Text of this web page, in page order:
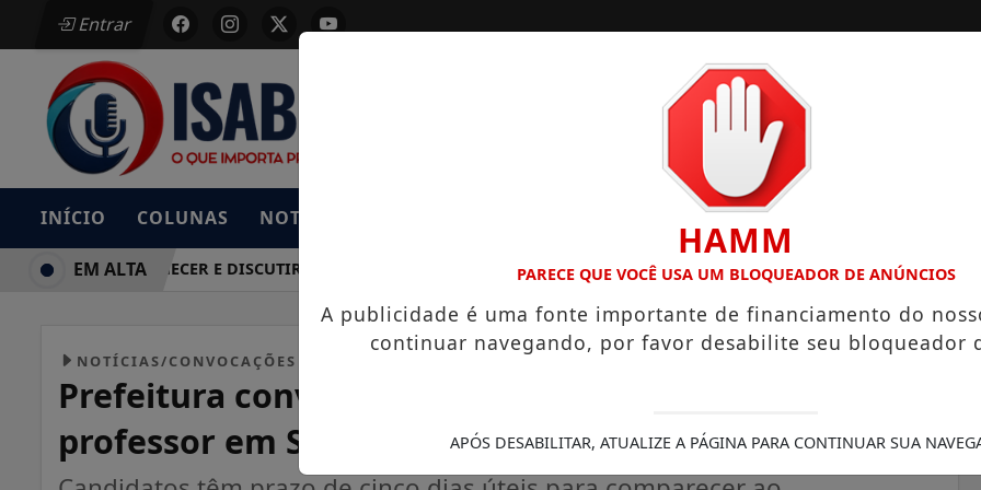
Entrar
INÍCIO COLUNAS NOTÍCIAS PUBLICIDADES LEGAIS
CONHECER E DISCUTIR MUDANÇAS PREVISTAS NO ORÇAMENTO DE SANTA ISABEL DEFESA CIVIL INDICA RISCO
EM ALTA
NOTÍCIAS/CONVOCAÇÕES PREFEITURA
Prefeitura convoca aprovados em concurso para
professor em Santa Isabel
HAMM
PARECE QUE VOCÊ USA UM BLOQUEADOR DE ANÚNCIOS
A publicidade é uma fonte importante de financiamento do
continuar navegando, por favor desabilite seu bloqueador
APÓS DESABILITAR, ATUALIZE A PÁGINA PARA CONTINUAR SUA